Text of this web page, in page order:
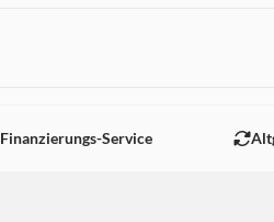
Finanzierungs-Service